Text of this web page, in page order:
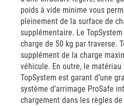
poids à vide minime vous
pleinement de la surface de
supplémentaire. Le
charge de 50 kg par traverse.
supplément de la charge
véhicule. En outre, le
TopSystem est garant d’une
système d’arrimage ProSafe
chargement dans les règles